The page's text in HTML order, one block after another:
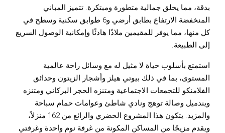
بدقة، مما يخلق جمالية متطورة ومبتكرة. تتميز المباني
المنخفضة الارتفاع بطابق أرضي و6 طوابق سكنية وسطح في
كل منها، مما يوفر للمقيمين ملاذًا هادئًا وإمكانية الوصول السريع
إلى الطبيعة.
استمتع بأسلوب حياة لا مثيل له مع وسائل راحة عالمية
المستوى، بما في ذلك بيوتي هيلز وأشجار الزيتون وحدائق
الفلامنكو للتجمعات الاجتماعية ومتنزه الحجر البركاني ومتنزه
ويندميل وصالة توهج ونادي شاطئ وعوامات حمام سباحة
والمزيد.
يتكون هذا المشروع الحضري والرائع من 162 منزلاً،
ويقدم مزيجًا من المساكن المكونة من غرفة نوم واحدة وغرفتي